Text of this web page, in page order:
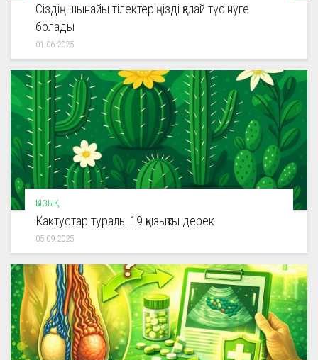
Сіздің шынайы тілектеріңізді қалай түсінуге
болады
01.06.2025
ҚЫЗЫҚ
Кактустар туралы 19 қызықты дерек
05.09.2025